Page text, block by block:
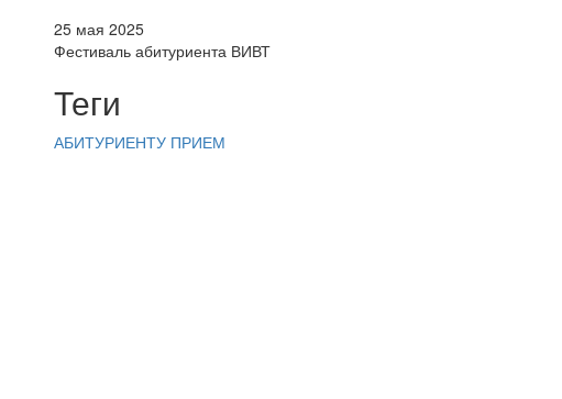
25 мая 2025
Фестиваль абитуриента ВИВТ
Теги
АБИТУРИЕНТУ ПРИЕМ